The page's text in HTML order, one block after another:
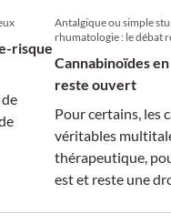
risque
Antalgique ou simple
rhumatologie : le débat
Cannabinoïdes
reste ouvert
Pour certains, les
véritables
thérapeutique,
est et reste une